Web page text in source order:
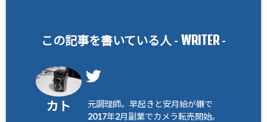
この記事を書いている人 - WRITER-
カト
元調理師。早起きと安月給が嫌で
2017年2月副業でカメラ転売開始。